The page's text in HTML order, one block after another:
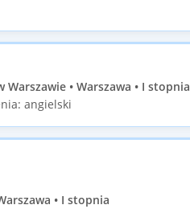
Warszawie • Warszawa • I stopnia
angielski
• I stopnia